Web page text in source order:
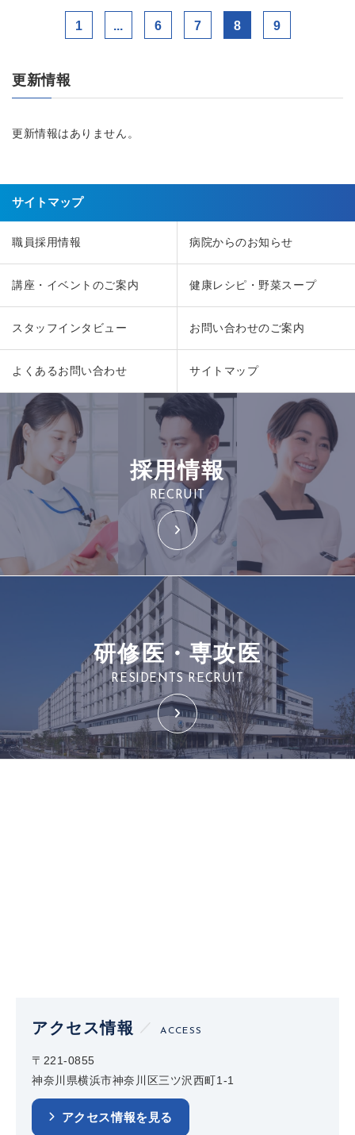
1 ... 6 7 8 9
更新情報
更新情報はありません。
サイトマップ
職員採用情報 病院からのお知らせ
講座・イベントのご案内 健康レシピ・野菜スープ
スタッフインタビュー お問い合わせのご案内
よくあるお問い合わせ サイトマップ
採用情報
RECRUIT
研修医・専攻医
RESIDENTS RECRUIT
アクセス情報 ACCESS
〒221-0855
神奈川県横浜市神奈川区三ツ沢西町1-1
アクセス情報を見る